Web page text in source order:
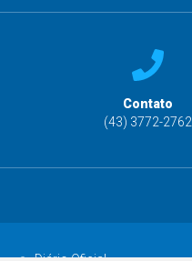
Contato
(43) 3772-2762